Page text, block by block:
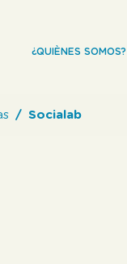
¿QUIÈNES SOMOS?
Socialab